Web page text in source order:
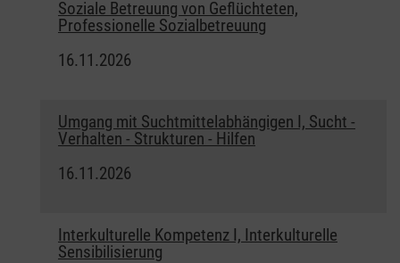
Soziale Betreuung von Geflüchteten,
Professionelle Sozialbetreuung
16.11.2026
Umgang mit Suchtmittelabhängigen I, Sucht -
Verhalten - Strukturen - Hilfen
16.11.2026
Interkulturelle Kompetenz I, Interkulturelle
Sensibilisierung